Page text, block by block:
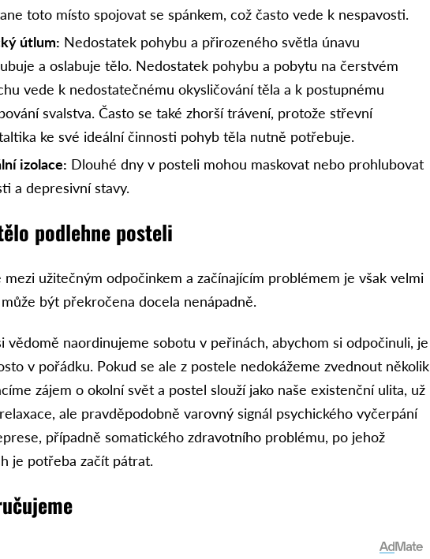
toto místo spojovat se spánkem, což často vede k nespavosti.
útlum: Nedostatek pohybu a přirozeného světla únavu
a oslabuje tělo. Nedostatek pohybu a pobytu na čerstvém
vede k nedostatečnému okysličování těla a k postupnému
svalstva. Často se také zhorší trávení, protože střevní
ke své ideální činnosti pohyb těla nutně potřebuje.
izolace: Dlouhé dny v posteli mohou maskovat nebo prohlubovat
a depresivní stavy.
podlehne posteli
mezi užitečným odpočinkem a začínajícím problémem je však velmi
být překročena docela nenápadně.
vědomě naordinujeme sobotu v peřinách, abychom si odpočinuli, je
v pořádku. Pokud se ale z postele nedokážeme zvednout několik
zájem o okolní svět a postel slouží jako naše existenční ulita, už
ale pravděpodobně varovný signál psychického vyčerpání
případně somatického zdravotního problému, po jehož
je potřeba začít pátrat.